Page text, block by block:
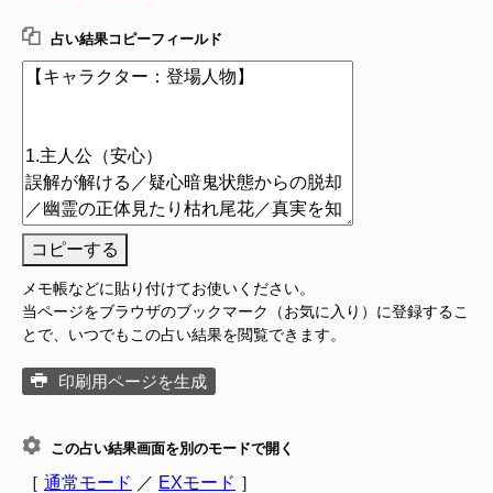
占い結果コピーフィールド
コピーする
メモ帳などに貼り付けてお使いください。
当ページをブラウザのブックマーク（お気に入り）に登録するこ
とで、いつでもこの占い結果を閲覧できます。
印刷用ページを生成
この占い結果画面を別のモードで開く
［ 通常モード ／ EXモード ］